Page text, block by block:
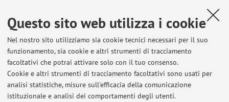
Questo sito web utilizza i cookie
Nel nostro sito utilizziamo sia cookie tecnici necessari per il suo
funzionamento, sia cookie e altri strumenti di tracciamento
facoltativi che potrai attivare solo con il tuo consenso.
Cookie e altri strumenti di tracciamento facoltativi sono usati per
analisi statistiche, misure sull'efficacia della comunicazione
istituzionale e analisi dei comportamenti degli utenti.
anna.disantantonio@unibo.it
) e la piattaforma utilizzata è
TEAMS.
Ultimi avvisi
Spostamento lezioni